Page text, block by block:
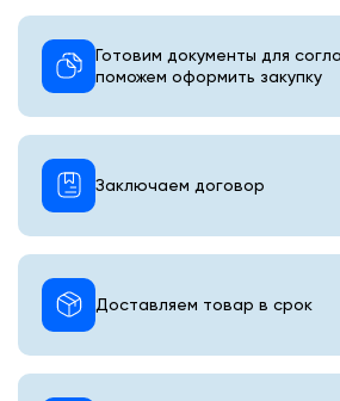
Готовим документы для
поможем оформить закупку
Доставляем товар в срок
Заключаем договор